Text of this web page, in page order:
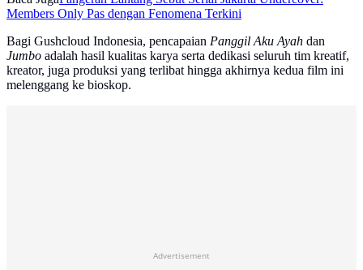
Members Only Pas dengan Fenomena Terkini
Bagi Gushcloud Indonesia, pencapaian Panggil Aku Ayah dan
Jumbo adalah hasil kualitas karya serta dedikasi seluruh tim kreatif,
kreator, juga produksi yang terlibat hingga akhirnya kedua film ini
melenggang ke bioskop.
Advertisement